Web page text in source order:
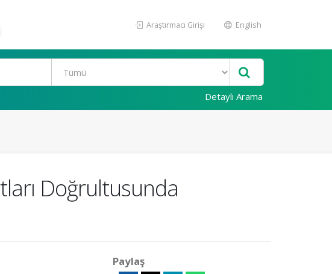
Araştırmacı Girişi English
Detaylı Arama
Doğrultusunda
Paylaş